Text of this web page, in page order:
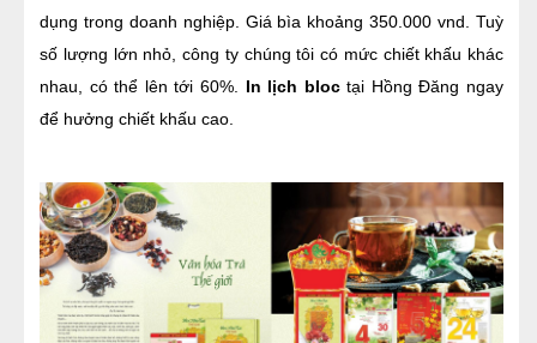
dụng trong doanh nghiệp. Giá bìa khoảng 350.000 vnd. Tuỳ
số lượng lớn nhỏ, công ty chúng tôi có mức chiết khấu khác
nhau, có thể lên tới 60%. In lịch bloc tại Hồng Đăng ngay
để hưởng chiết khấu cao.